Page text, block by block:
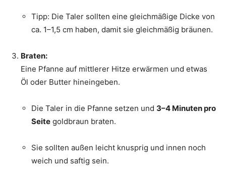
Tipp: Die Taler sollten eine gleichmäßige Dicke von
ca. 1–1,5 cm haben, damit sie gleichmäßig bräunen.
Braten:
Eine Pfanne auf mittlerer Hitze erwärmen und etwas
Öl oder Butter hineingeben.
Die Taler in die Pfanne setzen und 3–4 Minuten pro
Seite goldbraun braten.
Sie sollten außen leicht knusprig und innen noch
weich und saftig sein.